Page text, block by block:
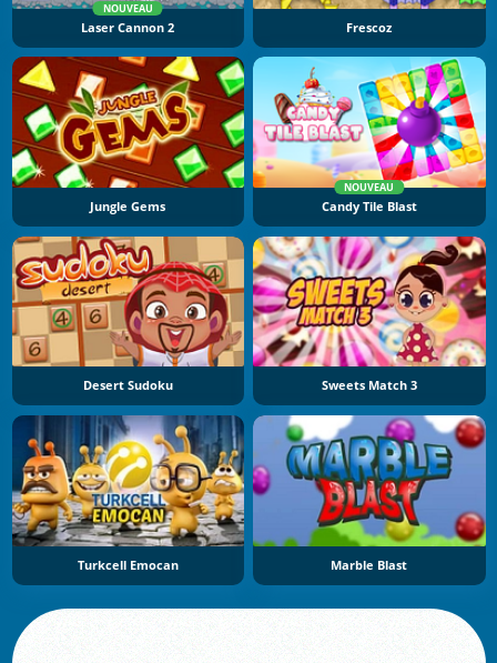
NOUVEAU
Laser Cannon 2 Frescoz
Jungle Gems
NOUVEAU
Candy Tile Blast
Desert Sudoku Sweets Match 3
Turkcell Emocan Marble Blast